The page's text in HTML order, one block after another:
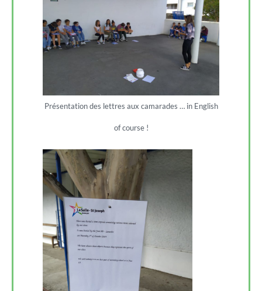
Présentation des lettres aux camarades … in English
of course !